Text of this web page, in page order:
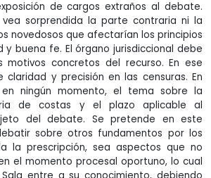
de cargos extraños al debate.
sorprendida la parte contraria ni la
novedosos que afectarían los principios
buena fe. El órgano jurisdiccional debe
motivos concretos del recurso. En ese
claridad y precisión en las censuras. En
ningún momento, el tema sobre la
de costas y el plazo aplicable al
del debate. Se pretende en este
sobre otros fundamentos por los
la prescripción, sea aspectos que no
el momento procesal oportuno, lo cual